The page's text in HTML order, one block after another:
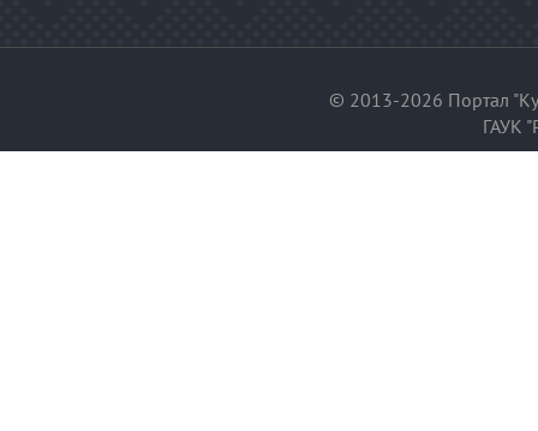
© 2013-2026 Портал
ГАУК